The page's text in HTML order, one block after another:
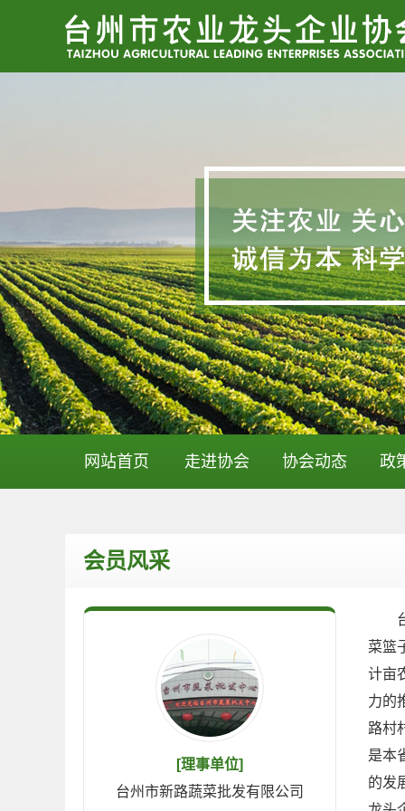
网站首页 走进协会 协会动态 政
会员风采
[理事单位]
台州市新路蔬菜批发有限公司
台
菜篮
计亩
力的
路村
是本
的发